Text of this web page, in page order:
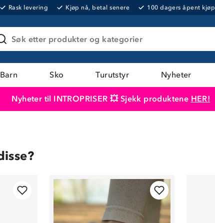
Rask levering Kjøp nå, betal senere 100 dagers åpent kjøp
Søk etter produkter og kategorier
Barn Sko Turutstyr Nyheter
Nyheter til INTROPRISER 💥 Sjekk produktene HER!